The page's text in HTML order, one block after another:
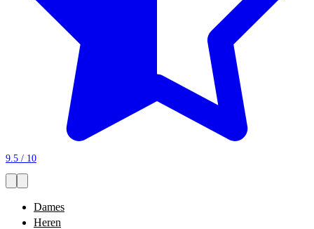
9.5 / 10
Dames
Heren